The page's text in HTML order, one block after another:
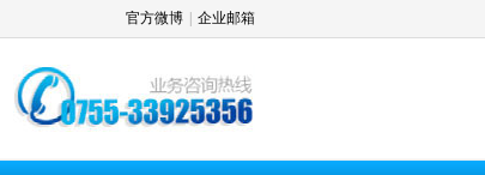
官方微博 企业邮箱